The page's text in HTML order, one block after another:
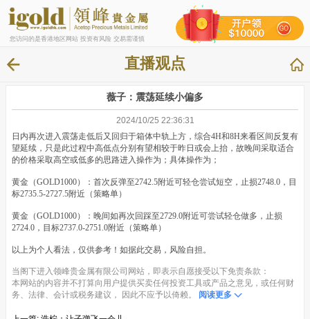
您访问的是香港地区网站 投资有风险 交易需谨慎
直播观点
薇子：震荡延续小偏多
2024/10/25 22:36:31
日内再次进入震荡走低后又回归于箱体中轨上方，综合4H和8H来看区间反复有
望延续，只是此过程中高低点分别有望相较于昨日或会上抬，故晚间采取适合
的价格采取高空或低多的思路进入操作为；具体操作为；
黄金（GOLD1000）：首次反弹至2742.5附近可轻仓尝试短空，止损2748.0，目
标2735.5-2727.5附近（策略单）
黄金（GOLD1000）：晚间如再次回踩至2729.0附近可尝试轻仓做多，止损
2724.0，目标2737.0-2751.0附近（策略单）
以上为个人看法，仅供参考！如据此交易，风险自担。
当阁下进入领峰贵金属有限公司网站，即表示自愿接受以下免责条款：
本网站的内容并不打算向用户提供买卖任何投资工具或产品之意见，或任何财
务、法律、会计或税务建议， 因此不应予以倚赖。
阅读更多